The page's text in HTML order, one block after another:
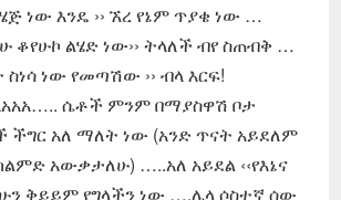
ነው እንዴ ›› ኧረ የኔም ጥያቄ ነው …
ቆየሁኮ ልሄድ ነው›› ትላለች ብየ ስጠብቅ …
ስነሳ ነው የመጣሽው ›› ብላ እርፍ!
ሴቶች ምንም በማያስዋሽ ቦታ
ችግር አለ ማለት ነው (አንድ ጥናት አይደለም
አውቃታለሁ) …..አለ አይደል ‹‹የእኔና
ቅይይም የግላችን ነው ….ሌላ ሶስተኛ ሰው